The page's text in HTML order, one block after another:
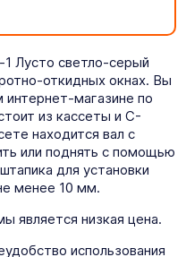
Лусто светло-серый
откидных окнах. Вы
магазине по
из кассеты и C-
находится вал с
или поднять с помощью
для установки
менее 10 мм.
является низкая цена.
использования